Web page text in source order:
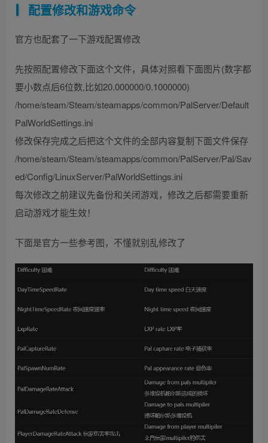
配置修改和游戏命令
官方也配套了一下游戏配置修改
先按照配置修改下面这个文件，具体对照看下面图片(数字都
要小数点后6位数,比如20.000000/0.1000000)
/home/steam/Steam/steamapps/common/PalServer/Default
PalWorldSettings.ini
修改保存完成之后把这个文件的全部内容复制下面文件保存
/home/steam/Steam/steamapps/common/PalServer/Pal/Sav
ed/Config/LinuxServer/PalWorldSettings.ini
每次修改之前建议先备份和关闭游戏，修改之后都需要重新
启动游戏才能生效！
下面是官方一些参考图，不懂就别乱修改了